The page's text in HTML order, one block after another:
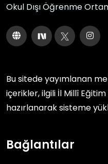
Okul Dışı Öğrenme
Bu sitede yayımlanan
içerikler, ilgili İl Millî
hazırlanarak sisteme
Bağlantılar